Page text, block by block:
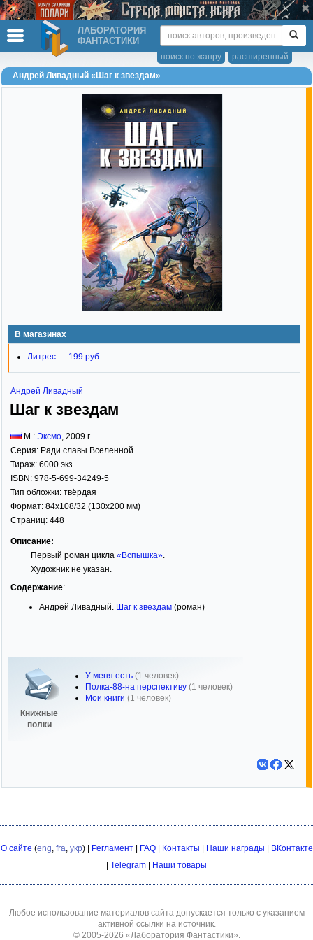
ЛАБОРАТОРИЯ
ФАНТАСТИКИ
расширенный
поиск по жанру
Андрей Ливадный «Шаг к звездам»
В магазинах
Литрес — 199 руб
Андрей Ливадный
Шаг к звездам
М.: Эксмо 2009 г.
Серия: Ради славы Вселенной
Тираж: 6000 экз.
ISBN: 978-5-699-34249-5
Тип обложки: твёрдая
Формат: 84x108/32 (130x200 мм)
Страниц: 448
Описание:
Первый роман цикла «Вспышка».
Художник не указан.
Содержание:
Андрей Ливадный. Шаг к звездам (роман)
Книжные
полки
У меня есть (1 человек)
Полка-88-на перспективу (1 человек)
Мои книги (1 человек)
О сайте (eng, fra, укр) | Регламент| FAQ| Контакты Наши награды
ВКонтакте
Telegram Наши товары
Любое использование материалов сайта допускается только с указанием
активной ссылки на источник.
© 2005-2026 «Лаборатория Фантастики».